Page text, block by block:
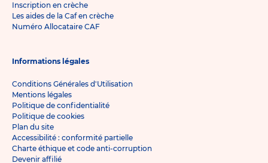
Inscription en crèche
Les aides de la Caf en crèche
Numéro Allocataire CAF
Informations légales
Conditions Générales d'Utilisation
Mentions légales
Politique de confidentialité
Politique de cookies
Plan du site
Accessibilité : conformité partielle
Charte éthique et code anti-corruption
Devenir affilié